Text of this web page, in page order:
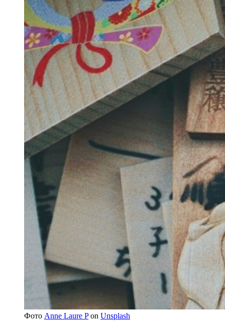
Фото Anne Laure Pon Unsplash